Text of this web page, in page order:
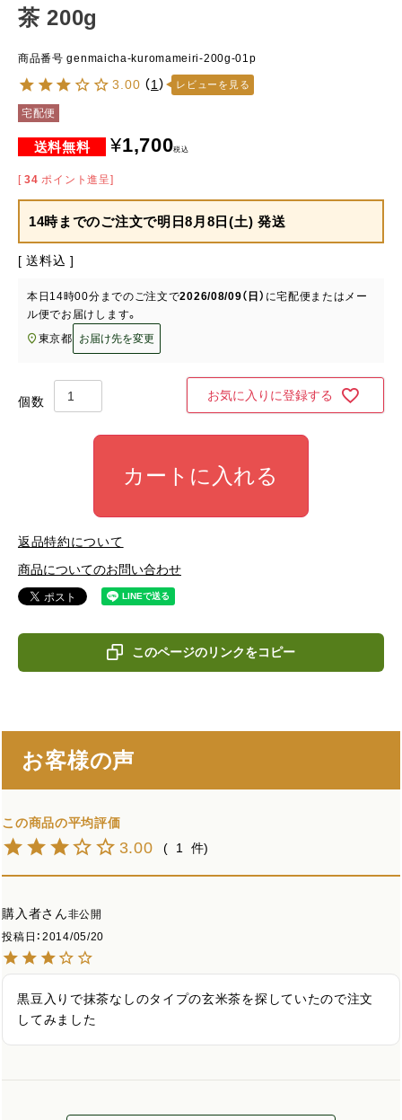
茶 200g
商品番号 genmaicha-kuromameiri-200g-01p
3.00 （1 ） レビューを見る
宅配便
¥1,700税込
[ 34 ポイント進呈]
14時までのご注文で明日8月8日(土) 発送
送料込
本日 14時00分 までのご注文で2026/08/09（日） に宅配便またはメー
ル便でお届けします。
東京都
お届け先を変更
お気に入りに登録する
カートに入れる
返品特約について
商品についてのお問い合わせ
このページのリンクをコピー
お客様の声
3.00 1
購入者
非公開
投稿日
2014/05/20
黒豆入りで抹茶なしのタイプの玄米茶を探していたので注文
してみました